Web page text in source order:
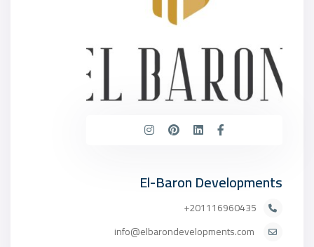
El-Baron Developments
201116960435+
info@elbarondevelopments.com